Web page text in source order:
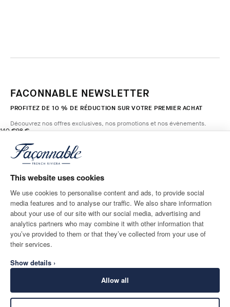
This website uses cookies
We use cookies to personalise content and ads, to provide social
media features and to analyse our traffic. We also share information
about your use of our site with our social media, advertising and
analytics partners who may combine it with other information that
you’ve provided to them or that they’ve collected from your use of
their services.
Show details ›
Allow all
140 €
original price 140 €
98 €
current price 98 €
BEIGE
Taille
AJOUTER AU PANIER
FACONNABLE NEWSLETTER
PROFITEZ DE 10 % DE RÉDUCTION SUR VOTRE PREMIER ACHAT
Découvrez nos offres exclusives, nos promotions et nos évènements.
E-mail*
ADRESSE POSTALE
France
LANGUE
Français
CONTACTEZ-NOUS